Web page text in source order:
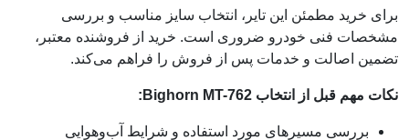
برای خرید مطمئن این تایر، انتخاب سایز مناسب و بررسی
مشخصات فنی خودرو ضروری است. خرید از فروشنده معتبر،
تضمین اصالت و خدمات پس از فروش را فراهم می‌کند.
نکات مهم قبل از انتخاب Bighorn MT-762:
بررسی مسیرهای مورد استفاده و شرایط آب‌وهوایی